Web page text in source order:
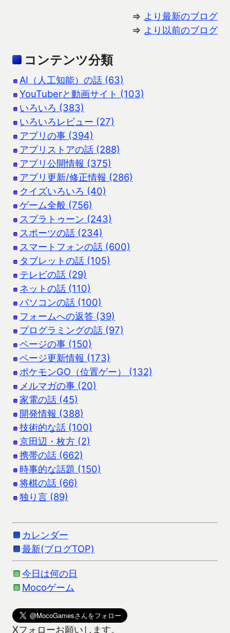
⇒ より最新のブログ
⇒ より以前のブログ
コンテンツ分類
AI（人工知能）の話 (63)
YouTuberと動画サイト (103)
いろいろ (383)
いろいろレビュー (27)
アプリの事 (394)
アプリストアの話 (288)
アプリ公開情報 (375)
アプリ更新/修正情報 (286)
クイズいろいろ (40)
ゲーム全般 (756)
スプラトゥーン (243)
スポーツの話 (234)
スマートフォンの話 (600)
タブレットの話 (105)
テレビの話 (29)
ネットの話 (110)
パソコンの話 (100)
フォームへの返答 (39)
プログラミングの話 (97)
ページの事 (150)
ページ更新情報 (173)
ポケモンGO（位置ゲー） (132)
メルマガの事 (20)
家電の話 (45)
開発情報 (388)
技術的な話 (100)
京田辺・枚方 (2)
携帯の話 (662)
時事的な話題 (150)
将棋の話 (66)
独り言 (89)
カレンダー
最新(ブログTOP)
今日は何の日
Mocoゲーム
Xフォローお願いします。